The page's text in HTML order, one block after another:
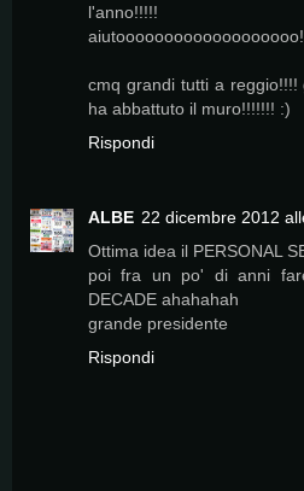
l'anno!!!!!
cmq grandi tutti a
ha abbattuto il muro!!!!!!! :)
Rispondi
ALBE 22 dicembre 2012
Ottima idea il PERSONAL
poi fra un po' di anni
DECADE ahahahah
grande presidente
Rispondi